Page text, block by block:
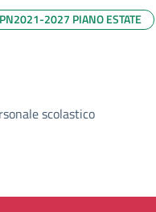
2027 PIANO ESTATE
scolastico